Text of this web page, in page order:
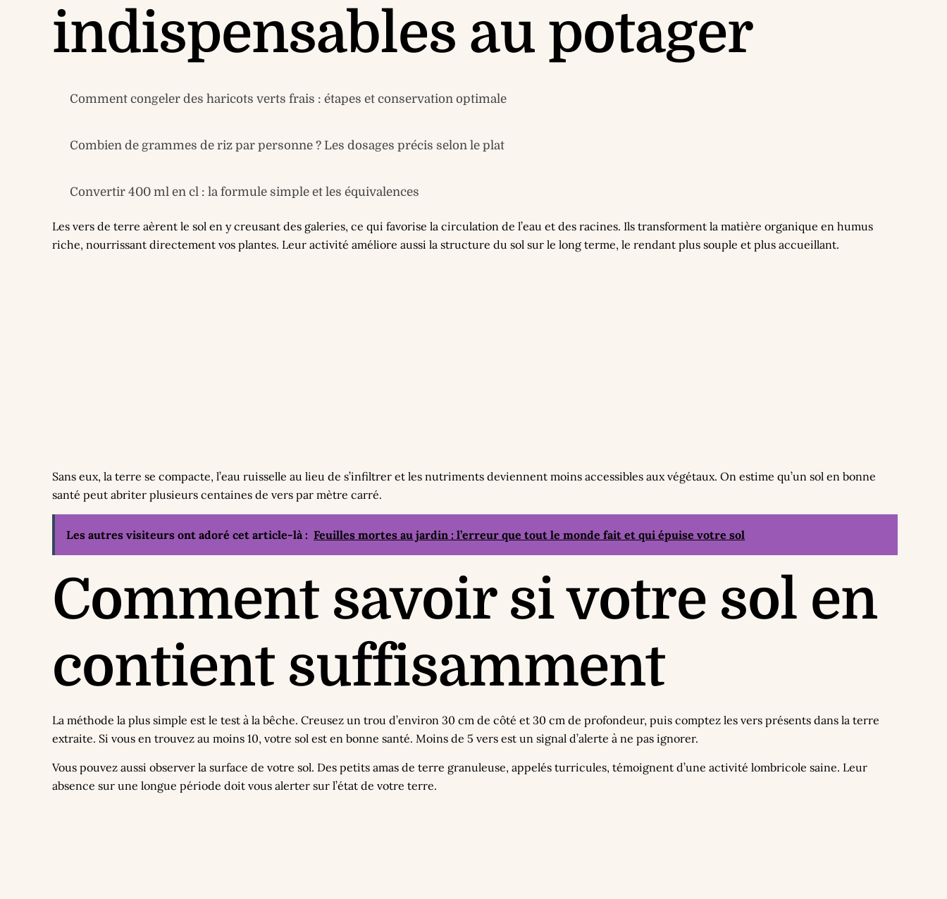
indispensables au potager
Comment congeler des haricots verts frais : étapes et conservation optimale
Combien de grammes de riz par personne ? Les dosages précis selon le plat
Convertir 400 ml en cl : la formule simple et les équivalences
Les vers de terre aèrent le sol en y creusant des galeries, ce qui favorise la circulation de l’eau et des racines. Ils transforment la matière organique en humus
riche, nourrissant directement vos plantes. Leur activité améliore aussi la structure du sol sur le long terme, le rendant plus souple et plus accueillant.
Sans eux, la terre se compacte, l’eau ruisselle au lieu de s’infiltrer et les nutriments deviennent moins accessibles aux végétaux. On estime qu’un sol en bonne
santé peut abriter plusieurs centaines de vers par mètre carré.
Les autres visiteurs ont adoré cet article-là : Feuilles mortes au jardin : l’erreur que tout le monde fait et qui épuise votre sol
Comment savoir si votre sol en
contient suffisamment
La méthode la plus simple est le test à la bêche. Creusez un trou d’environ 30 cm de côté et 30 cm de profondeur, puis comptez les vers présents dans la terre
extraite. Si vous en trouvez au moins 10, votre sol est en bonne santé. Moins de 5 vers est un signal d’alerte à ne pas ignorer.
Vous pouvez aussi observer la surface de votre sol. Des petits amas de terre granuleuse, appelés turricules, témoignent d’une activité lombricole saine. Leur
absence sur une longue période doit vous alerter sur l’état de votre terre.